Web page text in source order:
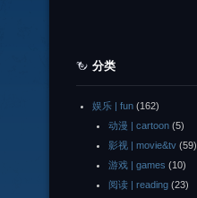
分类
娱乐 | fun (162)
动漫 | cartoon (5)
影视 | movie&tv (59)
游戏 | games (10)
阅读 | reading (23)